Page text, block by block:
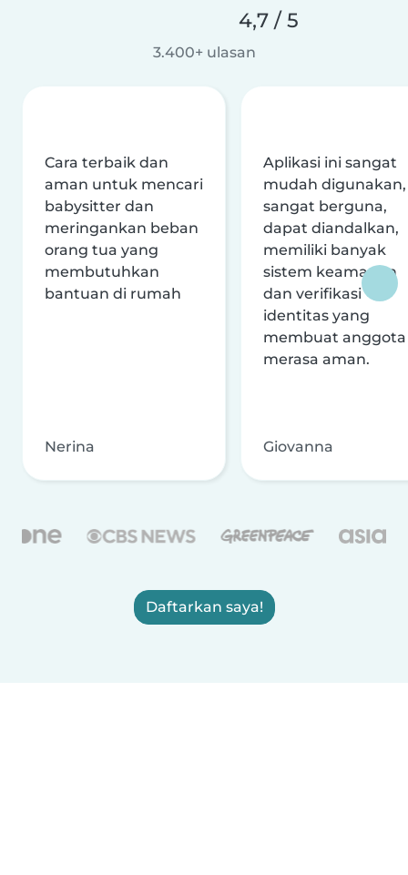
4,7 / 5
3.400+ ulasan
Cara terbaik dan
aman untuk mencari
babysitter dan
meringankan beban
orang tua yang
membutuhkan
bantuan di rumah
Nerina
Aplikasi ini sangat
mudah digunakan,
sangat berguna,
dapat diandalkan,
memiliki banyak
sistem keamanan
dan verifikasi
identitas yang
membuat anggota
merasa aman.
Giovanna
Daftarkan saya!